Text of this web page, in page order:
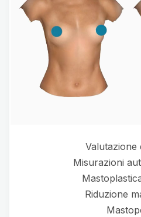
Valutazione
Misurazioni
Riduzione